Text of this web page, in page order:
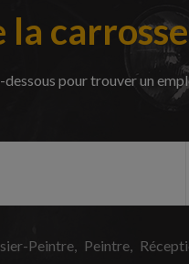
pour trouver un
Peintre Peintre